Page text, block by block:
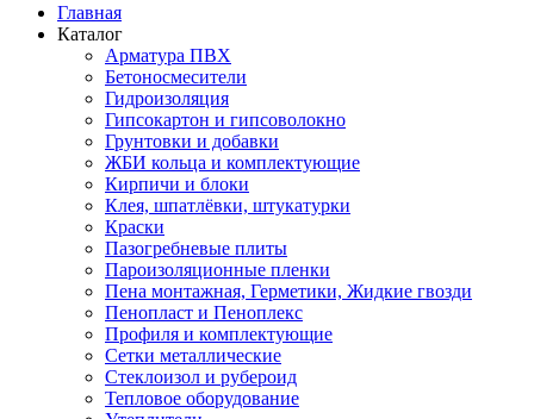
Главная
Каталог
Арматура ПВХ
Бетоносмесители
Гидроизоляция
Гипсокартон и гипсоволокно
Грунтовки и добавки
ЖБИ кольца и комплектующие
Кирпичи и блоки
Клея, шпатлёвки, штукатурки
Краски
Пазогребневые плиты
Пароизоляционные пленки
Пена монтажная, Герметики, Жидкие гвозди
Пенопласт и Пеноплекс
Профиля и комплектующие
Сетки металлические
Стеклоизол и рубероид
Тепловое оборудование